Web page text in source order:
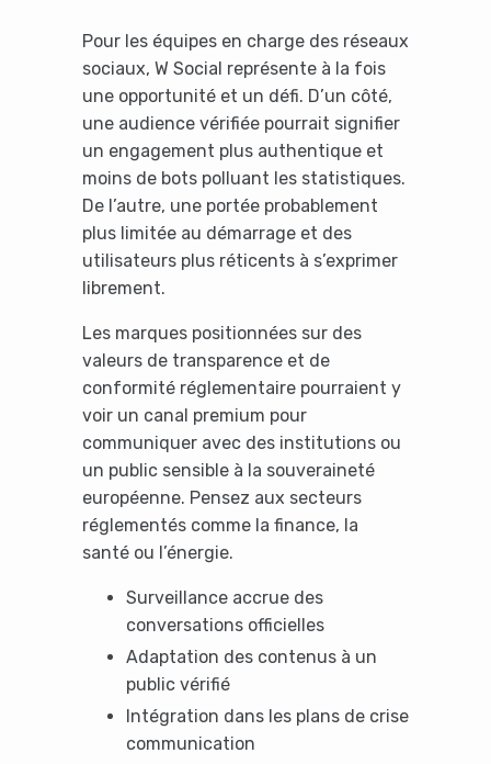
Pour les équipes en charge des réseaux
sociaux, W Social représente à la fois
une opportunité et un défi. D’un côté,
une audience vérifiée pourrait signifier
un engagement plus authentique et
moins de bots polluant les statistiques.
De l’autre, une portée probablement
plus limitée au démarrage et des
utilisateurs plus réticents à s’exprimer
librement.
Les marques positionnées sur des
valeurs de transparence et de
conformité réglementaire pourraient y
voir un canal premium pour
communiquer avec des institutions ou
un public sensible à la souveraineté
européenne. Pensez aux secteurs
réglementés comme la finance, la
santé ou l’énergie.
Surveillance accrue des
conversations officielles
Adaptation des contenus à un
public vérifié
Intégration dans les plans de crise
communication